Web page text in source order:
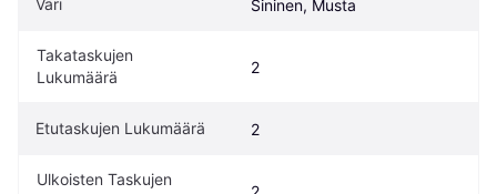
Väri Sininen, Musta
Takataskujen
Lukumäärä
2
Etutaskujen Lukumäärä 2
Ulkoisten Taskujen